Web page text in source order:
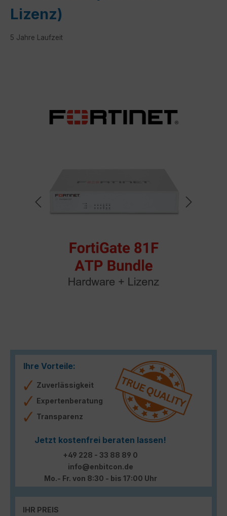
Lizenz)
5 Jahre Laufzeit
Ihre Vorteile:
Zuverlässigkeit
Expertenberatung
Transparenz
Jetzt kostenfrei beraten lassen!
+49 228 - 33 88 89 0
info@enbitcon.de
Mo.- Fr. von 8:30 - bis 17:00 Uhr
IHR PREIS